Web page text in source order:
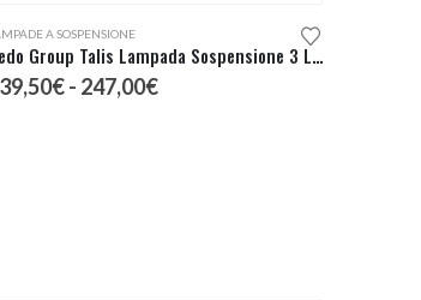
A SOSPENSIONE
Redo Group Talis Lampada Sospensione 3 Luci
€- 247,00€Fascia